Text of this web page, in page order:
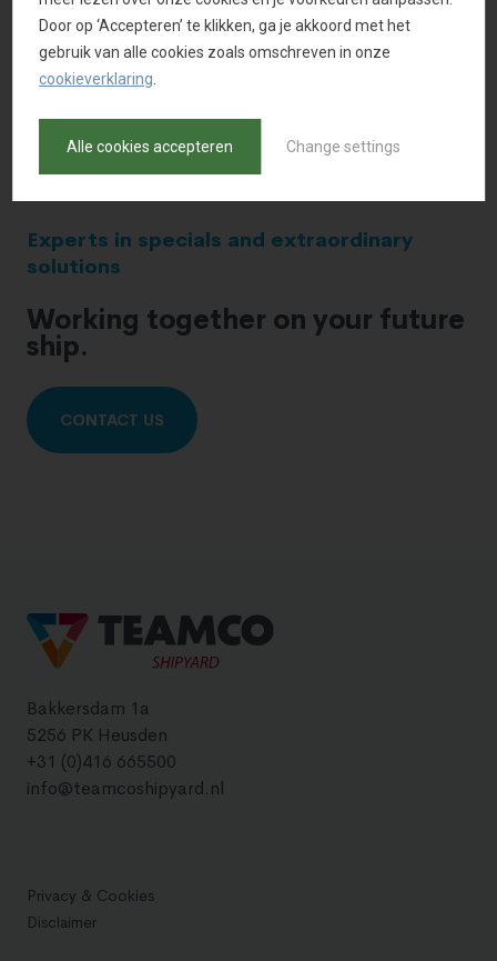
TERUG NAAR OVERZICHT
Experts in specials and extraordinary
solutions
Working together on your future
ship.
CONTACT US
Bakkersdam 1a
5256 PK Heusden
+31 (0)416 665500
info@teamcoshipyard.nl
Privacy & Cookies
Disclaimer
Door op ‘Accepteren’ te klikken, ga je akkoord met het
gebruik van alle cookies zoals omschreven in onze
cookieverklaring
Alle cookies accepteren Change settings